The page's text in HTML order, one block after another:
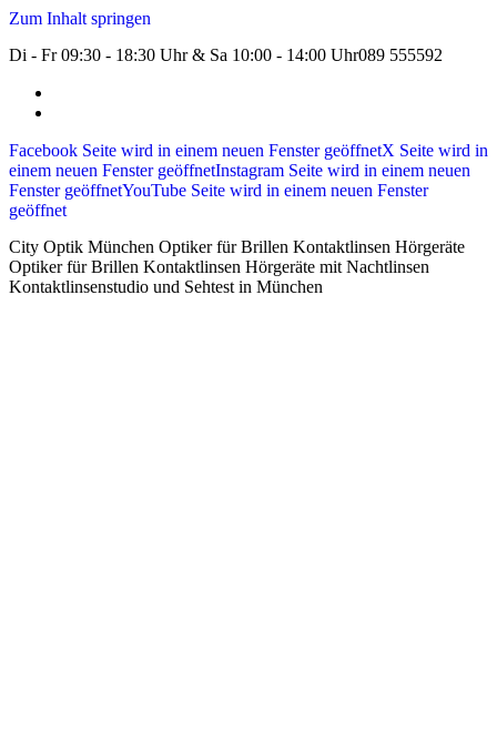
Zum Inhalt springen
Di - Fr 09:30 - 18:30 Uhr & Sa 10:00 - 14:00 Uhr089 555592
Facebook Seite wird in einem neuen Fenster geöffnetX Seite wird in
einem neuen Fenster geöffnetInstagram Seite wird in einem neuen
Fenster geöffnetYouTube Seite wird in einem neuen Fenster
geöffnet
City Optik München Optiker für Brillen Kontaktlinsen Hörgeräte
Optiker für Brillen Kontaktlinsen Hörgeräte mit Nachtlinsen
Kontaktlinsenstudio und Sehtest in München